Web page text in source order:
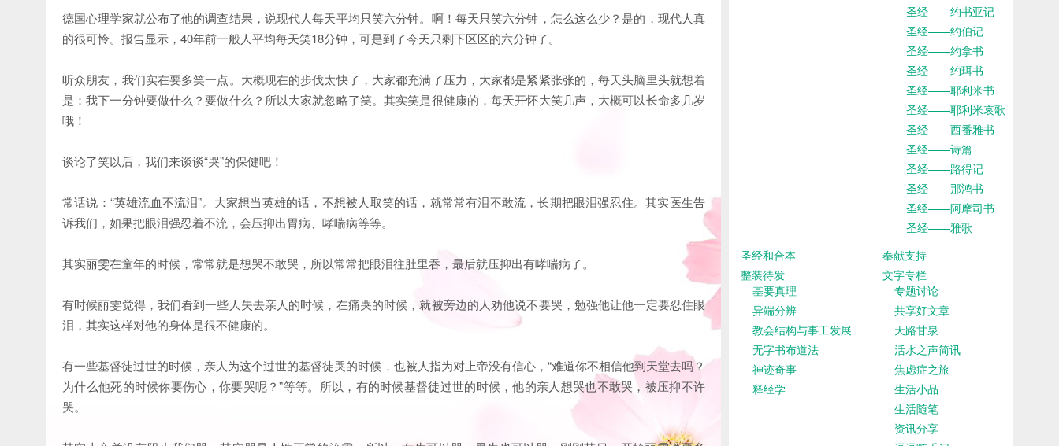
德国心理学家就公布了他的调查结果，说现代人每天平均只笑六分钟。啊！每天只笑六分钟，怎么这么少？是的，现代人真
的很可怜。报告显示，40年前一般人平均每天笑18分钟，可是到了今天只剩下区区的六分钟了。
听众朋友，我们实在要多笑一点。大概现在的步伐太快了，大家都充满了压力，大家都是紧紧张张的，每天头脑里头就想着
是：我下一分钟要做什么？要做什么？所以大家就忽略了笑。其实笑是很健康的，每天开怀大笑几声，大概可以长命多几岁
哦！
谈论了笑以后，我们来谈谈“哭”的保健吧！
常话说：“英雄流血不流泪”。大家想当英雄的话，不想被人取笑的话，就常常有泪不敢流，长期把眼泪强忍住。其实医生告
诉我们，如果把眼泪强忍着不流，会压抑出胃病、哮喘病等等。
其实丽雯在童年的时候，常常就是想哭不敢哭，所以常常把眼泪往肚里吞，最后就压抑出有哮喘病了。
有时候丽雯觉得，我们看到一些人失去亲人的时候，在痛哭的时候，就被旁边的人劝他说不要哭，勉强他让他一定要忍住眼
泪，其实这样对他的身体是很不健康的。
有一些基督徒过世的时候，亲人为这个过世的基督徒哭的时候，也被人指为对上帝没有信心，“难道你不相信他到天堂去吗？
为什么他死的时候你要伤心，你要哭呢？”等等。所以，有的时候基督徒过世的时候，他的亲人想哭也不敢哭，被压抑不许
哭。
圣经——约书亚记
圣经——约伯记
圣经——约拿书
圣经——约珥书
圣经——耶利米书
圣经——耶利米哀歌
圣经——西番雅书
圣经——诗篇
圣经——路得记
圣经——那鸿书
圣经——阿摩司书
圣经——雅歌
圣经和合本
奉献支持
整装待发
基要真理
异端分辨
教会结构与事工发展
无字书布道法
神迹奇事
释经学
文字专栏
专题讨论
共享好文章
天路甘泉
活水之声简讯
焦虑症之旅
生活小品
生活随笔
资讯分享